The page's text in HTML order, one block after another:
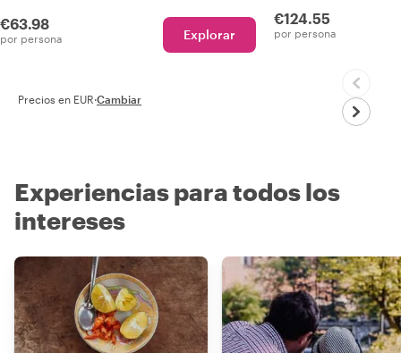
€63.98
por persona Explorar
€124.55
por persona
Precios en EUR·Cambiar
Experiencias para todos los
intereses